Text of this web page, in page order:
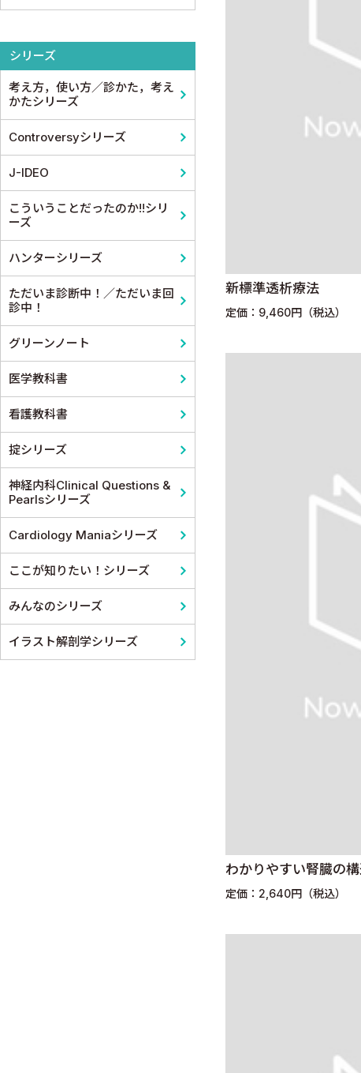
スポーツ医学
産婦人科
眼科
耳鼻咽頭科・頭頸部外科
泌尿器科
麻酔科学・ペインクリニック
シリーズ
考え方，使い方／診かた，考え
かたシリーズ
Controversyシリーズ
J-IDEO
こういうことだったのか!!シリ
ーズ
ハンターシリーズ
ただいま診断中！／ただいま回
診中！
グリーンノート
医学教科書
看護教科書
掟シリーズ
神経内科Clinical Questions &
Pearlsシリーズ
Cardiology Maniaシリーズ
ここが知りたい！シリーズ
みんなのシリーズ
イラスト解剖学シリーズ
新標準透析療法
定価：9,460円（税込）
わかりやすい腎臓の
定価：2,640円（税込）